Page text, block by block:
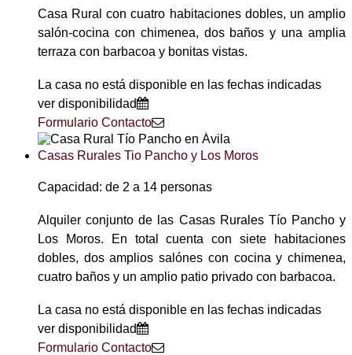
Casa Rural con cuatro habitaciones dobles, un amplio
salón-cocina con chimenea, dos baños y una amplia
terraza con barbacoa y bonitas vistas.
La casa no está disponible en las fechas indicadas
ver disponibilidad
Formulario Contacto
Casas Rurales Tio Pancho y Los Moros
Capacidad: de 2 a 14 personas
Alquiler conjunto de las Casas Rurales Tío Pancho y
Los Moros. En total cuenta con siete habitaciones
dobles, dos amplios salónes con cocina y chimenea,
cuatro baños y un amplio patio privado con barbacoa.
La casa no está disponible en las fechas indicadas
ver disponibilidad
Formulario Contacto